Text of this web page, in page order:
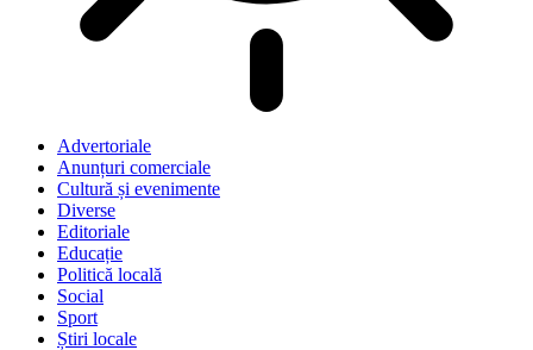
Advertoriale
Anunțuri comerciale
Cultură și evenimente
Diverse
Editoriale
Educație
Politică locală
Social
Sport
Știri locale